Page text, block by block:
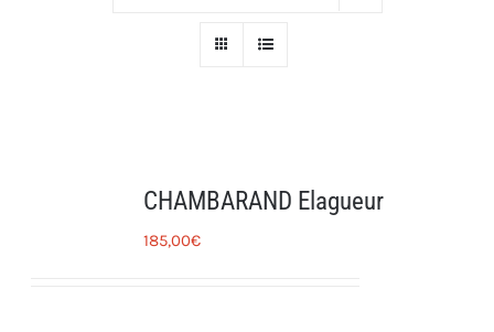
CHAMBARAND Elagueur
185,00€